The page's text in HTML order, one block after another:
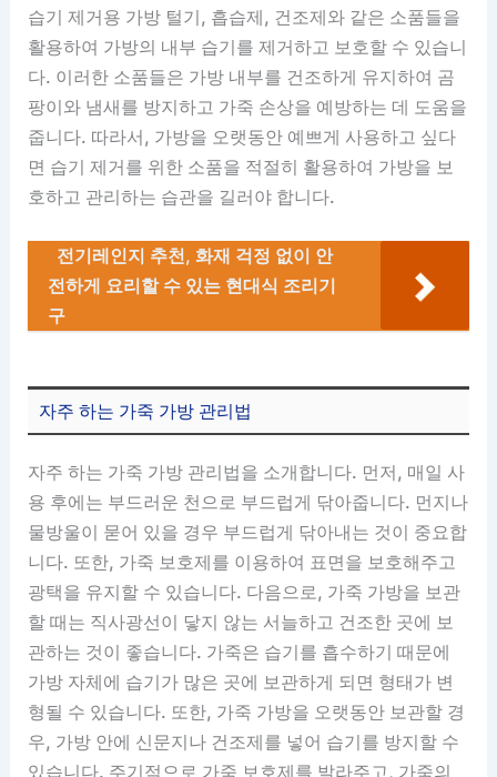
습기 제거용 가방 털기, 흡습제, 건조제와 같은 소품들을
활용하여 가방의 내부 습기를 제거하고 보호할 수 있습니
다. 이러한 소품들은 가방 내부를 건조하게 유지하여 곰
팡이와 냄새를 방지하고 가죽 손상을 예방하는 데 도움을
줍니다. 따라서, 가방을 오랫동안 예쁘게 사용하고 싶다
면 습기 제거를 위한 소품을 적절히 활용하여 가방을 보
호하고 관리하는 습관을 길러야 합니다.
전기레인지 추천, 화재 걱정 없이 안
전하게 요리할 수 있는 현대식 조리기
구
자주 하는 가죽 가방 관리법
자주 하는 가죽 가방 관리법을 소개합니다. 먼저, 매일 사
용 후에는 부드러운 천으로 부드럽게 닦아줍니다. 먼지나
물방울이 묻어 있을 경우 부드럽게 닦아내는 것이 중요합
니다. 또한, 가죽 보호제를 이용하여 표면을 보호해주고
광택을 유지할 수 있습니다. 다음으로, 가죽 가방을 보관
할 때는 직사광선이 닿지 않는 서늘하고 건조한 곳에 보
관하는 것이 좋습니다. 가죽은 습기를 흡수하기 때문에
가방 자체에 습기가 많은 곳에 보관하게 되면 형태가 변
형될 수 있습니다. 또한, 가죽 가방을 오랫동안 보관할 경
우, 가방 안에 신문지나 건조제를 넣어 습기를 방지할 수
있습니다. 주기적으로 가죽 보호제를 발라주고, 가죽의